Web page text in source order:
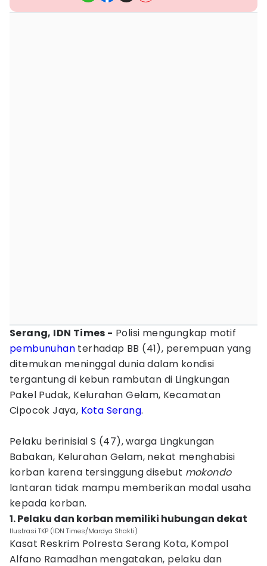
Serang, IDN Times - Polisi mengungkap motif
pembunuhan terhadap BB (41), perempuan yang
ditemukan meninggal dunia dalam kondisi
tergantung di kebun rambutan di Lingkungan
Pakel Pudak, Kelurahan Gelam, Kecamatan
Cipocok Jaya, Kota Serang.
Pelaku berinisial S (47), warga Lingkungan
Babakan, Kelurahan Gelam, nekat menghabisi
korban karena tersinggung disebut mokondo
lantaran tidak mampu memberikan modal usaha
kepada korban.
1. Pelaku dan korban memiliki hubungan dekat
Ilustrasi TKP (IDN Times/Mardya Shakti)
Kasat Reskrim Polresta Serang Kota, Kompol
Alfano Ramadhan mengatakan, pelaku dan